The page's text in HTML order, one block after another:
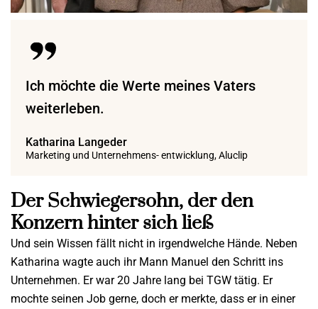
Ich möchte die Werte meines Vaters
weiterleben.
Katharina Langeder
Marketing und Unternehmens- entwicklung, Aluclip
Der Schwiegersohn, der den
Konzern hinter sich ließ
Und sein Wissen fällt nicht in irgendwelche Hände. Neben
Katharina wagte auch ihr Mann Manuel den Schritt ins
Unternehmen. Er war 20 Jahre lang bei TGW tätig. Er
mochte seinen Job gerne, doch er merkte, dass er in einer